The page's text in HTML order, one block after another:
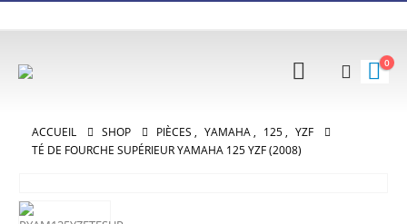
0
ACCUEIL SHOP PIÈCES , YAMAHA, 125, YZF
TÉ DE FOURCHE SUPÉRIEUR YAMAHA 125 YZF (2008)